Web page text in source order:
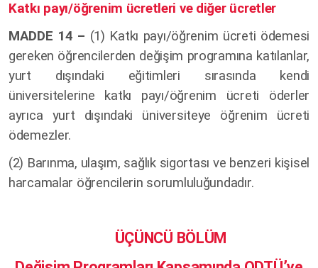
Katkı payı/öğrenim ücretleri ve diğer ücretler
MADDE 14 – (1) Katkı payı/öğrenim ücreti ödemesi
gereken öğrencilerden değişim programına katılanlar,
yurt dışındaki eğitimleri sırasında kendi
üniversitelerine katkı payı/öğrenim ücreti öderler
ayrıca yurt dışındaki üniversiteye öğrenim ücreti
ödemezler.
(2) Barınma, ulaşım, sağlık sigortası ve benzeri kişisel
harcamalar öğrencilerin sorumluluğundadır.
ÜÇÜNCÜ BÖLÜM